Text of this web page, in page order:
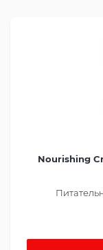
Nourishing